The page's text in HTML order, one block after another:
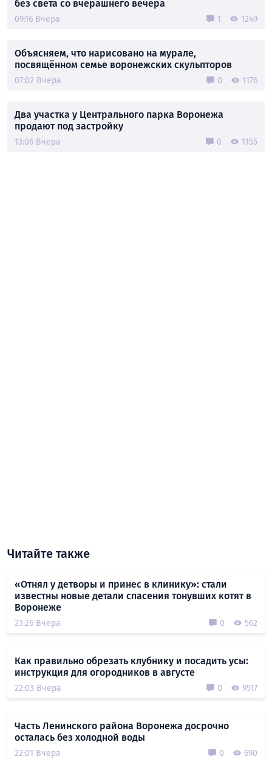
без света со вчерашнего вечера
09:16 Вчера 1 1249
Объясняем, что нарисовано на мурале,
посвящённом семье воронежских скульпторов
07:02 Вчера 0 1176
Два участка у Центрального парка Воронежа
продают под застройку
13:06 Вчера 0 1155
Читайте также
«Отнял у детворы и принес в клинику»: стали
известны новые детали спасения тонувших котят в
Воронеже
23:26 Вчера 0 562
Как правильно обрезать клубнику и посадить усы:
инструкция для огородников в августе
22:03 Вчера 0 9517
Часть Ленинского района Воронежа досрочно
осталась без холодной воды
22:01 Вчера 0 690